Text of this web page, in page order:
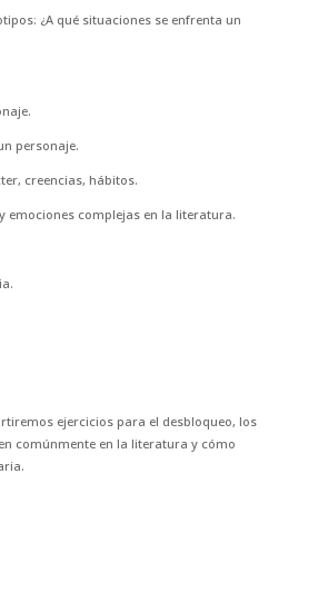
¿A qué situaciones se enfrenta un
personaje.
creencias, hábitos.
emociones complejas en la literatura.
ejercicios para el desbloqueo, los
comúnmente en la literatura y cómo